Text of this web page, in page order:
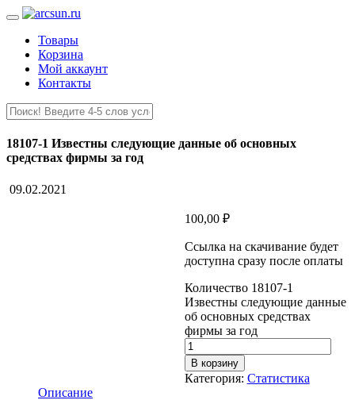
Товары
Корзина
Мой аккаунт
Контакты
18107-1 Известны следующие данные об основных
средствах фирмы за год
09.02.2021
100,00 ₽
Ссылка на скачивание будет
доступна сразу после оплаты
Количество 18107-1
Известны следующие данные
об основных средствах
фирмы за год
В корзину
Категория: Статистика
Описание